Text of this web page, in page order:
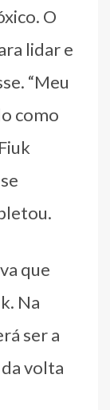
O
lidar e
“Meu
como
que
Na
ser a
volta